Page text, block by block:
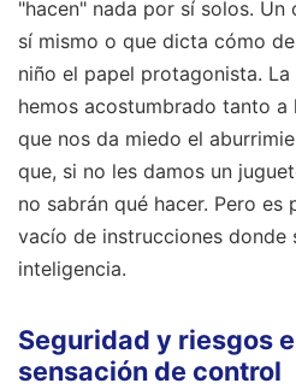
"hacen" nada por sí solos.
sí mismo o que dicta cómo
niño el papel protagonista.
hemos acostumbrado tanto a
que nos da miedo el
que, si no les damos un
no sabrán qué hacer. Pero es
vacío de instrucciones donde
inteligencia.
Seguridad y riesgos
sensación de control